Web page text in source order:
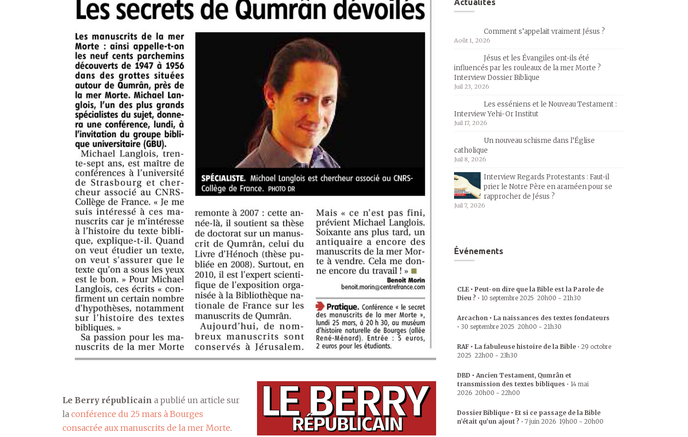
Le Berry républicain a publié un article sur
la conférence du 25 mars à Bourges
consacrée aux manuscrits de la mer Morte.
Actualités
Comment s’appelait vraiment Jésus ?
Août 1, 2026
Jésus et les Évangiles ont-ils été
influencés par les rouleaux de la mer Morte ?
Interview Dossier Biblique
Juil 23, 2026
Les esséniens et le Nouveau Testament :
Interview Yehi-Or Institut
Juil 17, 2026
Un nouveau schisme dans l’Église
catholique
Juil 8, 2026
Interview Regards Protestants : Faut-il
prier le Notre Père en araméen pour se
rapprocher de Jésus ?
Juil 7, 2026
Événements
CLE • Peut-on dire que la Bible est la Parole de
Dieu ? • 10 septembre 2025 20h00 - 21h30
Arcachon • La naissances des textes fondateurs
• 30 septembre 2025 20h00 - 21h30
RAF • La fabuleuse histoire de la Bible • 29 octobre
2025 22h00 - 23h30
DBD • Ancien Testament, Qumrân et
transmission des textes bibliques • 14 mai
2026 20h00 - 22h00
Dossier Biblique • Et si ce passage de la Bible
n’était qu’un ajout ? • 7 juin 2026 19h00 - 20h00